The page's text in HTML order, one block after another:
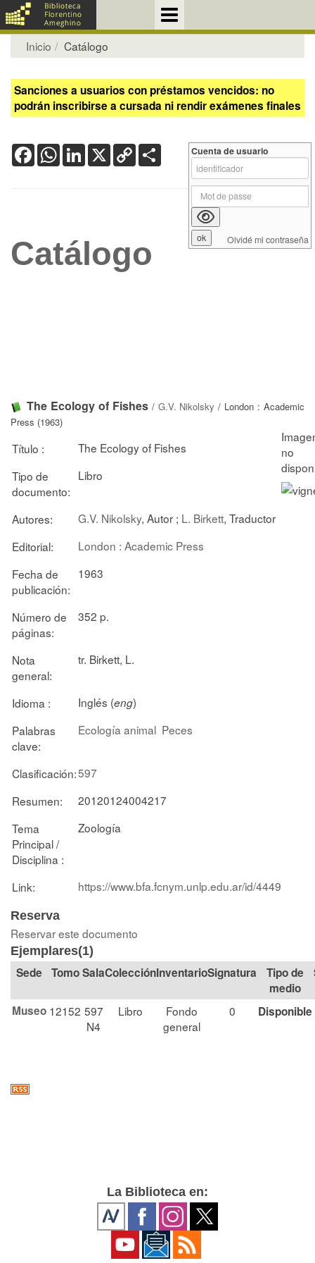
Inicio Catálogo
Sanciones a usuarios con préstamos vencidos: no
podrán inscribirse a cursada ni rendir exámenes finales
FacebookWhatsApp
LinkedIn
X Copy
Link
Catálogo
The Ecology of Fishes/ G.V. Nikolsky / London : Academic
Press (1963)
Título :
The Ecology of Fishes
Tipo de
documento:
Libro
Autores: G.V. Nikolsky, Autor ; L. Birkett, Traductor
Editorial:
London : Academic Press
Fecha de
publicación:
1963
Número de
páginas:
352 p.
Nota
general:
tr. Birkett, L.
Idioma : Inglés (eng)
Palabras
clave:
Ecología animal Peces
Clasificación:597
Resumen:
20120124004217
Tema
Principal /
Disciplina :
Zoología
Link: https://www.bfa.fcnym.unlp.edu.ar/id/4449
Reserva
Reservar este documento
Ejemplares(1)
Tomo SalaColección Signatura
Tipo de
medio
Museo 12152 597
N4
Libro
Fondo
general
0 Disponible
Cuenta de usuario
Olvidé mi contraseña
La Biblioteca en: